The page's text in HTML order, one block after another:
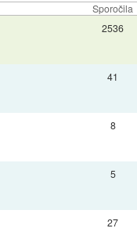
Sporočila
2536
41
8
5
27